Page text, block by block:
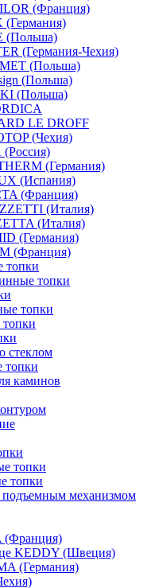
(Франция)
(Польша)
(Германия-Чехия)
(Польша)
(Польша)
(Польша)
LE DROFF
(Чехия)
(Германия)
(Испания)
(Франция)
(Италия)
(Италия)
(Германия)
(Франция)
топки
топки
топки
стеклом
топки
каминов
топки
топки
механизмом
(Франция)
KEDDY (Швеция)
(Германия)